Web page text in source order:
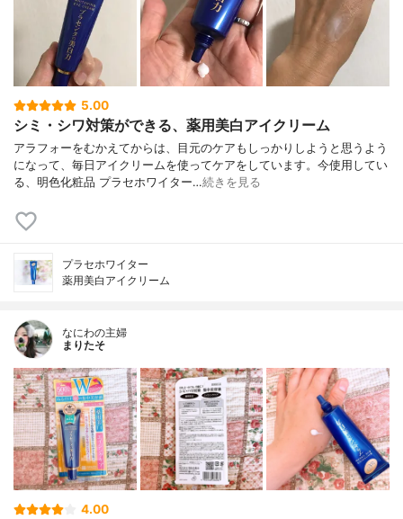
5.00
シミ・シワ対策ができる、薬用美白アイクリーム
アラフォーをむかえてからは、目元のケアもしっかりしようと思うよう
になって、毎日アイクリームを使ってケアをしています。今使用してい
る、明色化粧品 プラセホワイター…続きを見る
プラセホワイター
薬用美白アイクリーム
なにわの主婦
まりたそ
4.00